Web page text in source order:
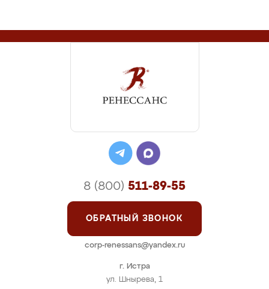
г. Истра
ул. Шнырева, 1
8 (800) 511-89-55
ОБРАТНЫЙ ЗВОНОК
corp-renessans@yandex.ru